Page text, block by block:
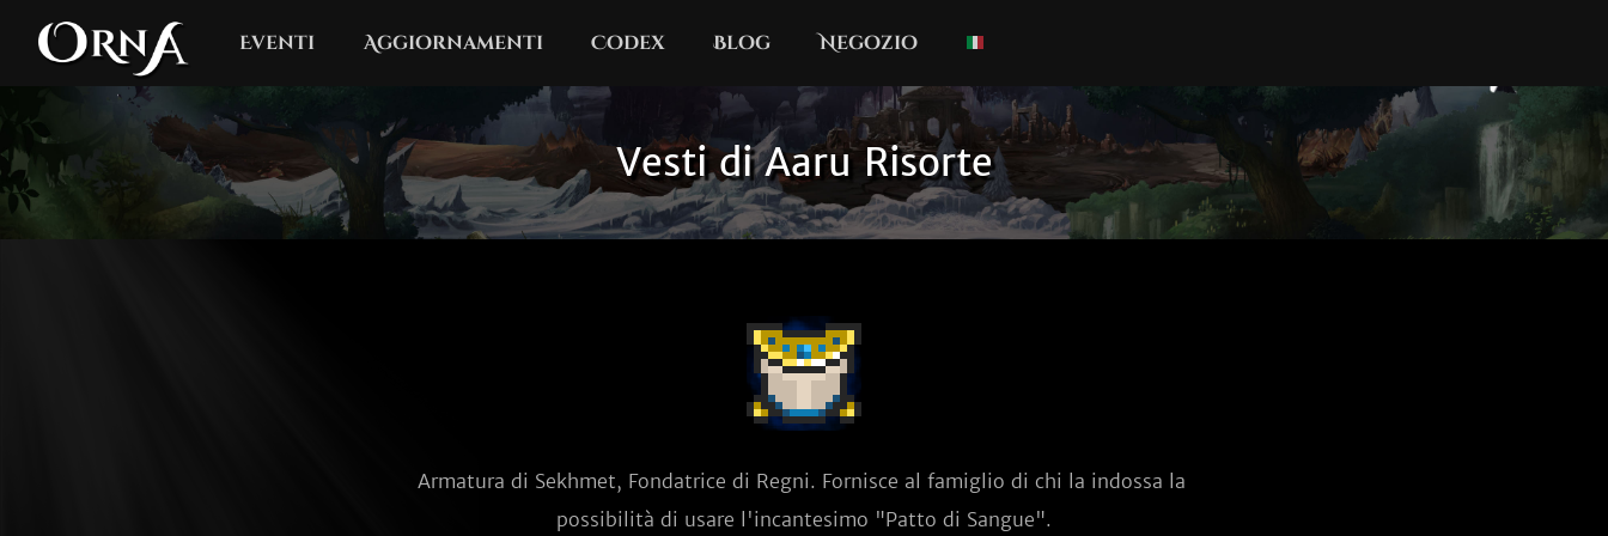
Eventi Aggiornamenti Codex Blog Negozio
Vesti di Aaru Risorte
Armatura di Sekhmet, Fondatrice di Regni. Fornisce al famiglio di chi la indossa la
possibilità di usare l'incantesimo "Patto di Sangue".